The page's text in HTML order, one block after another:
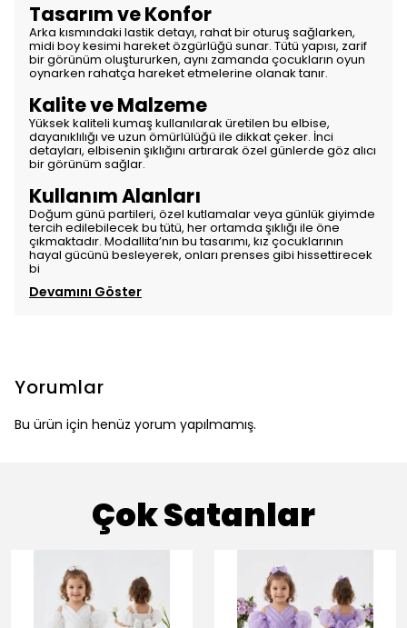
Tasarım ve Konfor
Arka kısmındaki lastik detayı, rahat bir oturuş sağlarken,
midi boy kesimi hareket özgürlüğü sunar. Tütü yapısı, zarif
bir görünüm oluştururken, aynı zamanda çocukların oyun
oynarken rahatça hareket etmelerine olanak tanır.
Kalite ve Malzeme
Yüksek kaliteli kumaş kullanılarak üretilen bu elbise,
dayanıklılığı ve uzun ömürlülüğü ile dikkat çeker. İnci
detayları, elbisenin şıklığını artırarak özel günlerde göz alıcı
bir görünüm sağlar.
Kullanım Alanları
Doğum günü partileri, özel kutlamalar veya günlük giyimde
tercih edilebilecek bu tütü, her ortamda şıklığı ile öne
çıkmaktadır. Modallita’nın bu tasarımı, kız çocuklarının
hayal gücünü besleyerek, onları prenses gibi hissettirecek
bi
Devamını Göster
Yorumlar
Bu ürün için henüz yorum yapılmamış.
Çok Satanlar